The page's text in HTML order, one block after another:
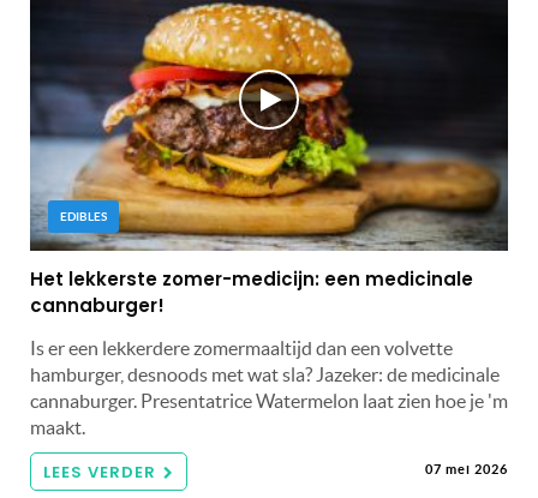
EDIBLES
Het lekkerste zomer-medicijn: een medicinale
cannaburger!
Is er een lekkerdere zomermaaltijd dan een volvette
hamburger, desnoods met wat sla? Jazeker: de medicinale
cannaburger. Presentatrice Watermelon laat zien hoe je 'm
maakt.
LEES VERDER 07 mei 2026